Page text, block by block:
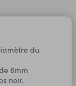
du
6mm
noir.